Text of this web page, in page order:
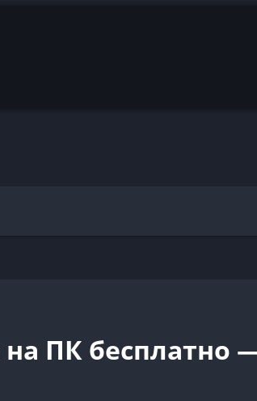
ПК бесплатно